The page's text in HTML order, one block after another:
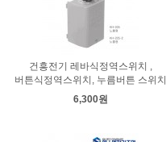
건흥전기 레바식정역스위치 ,
버튼식정역스위치, 누름버튼 스위치
6,300원